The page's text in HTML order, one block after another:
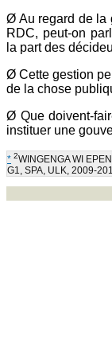
Ø Au regard de la
RDC, peut-on
la part des
Ø Cette gestion
de la chose
Ø Que doivent-
instituer une
* 2WINGENGA WI
G1, SPA, ULK, 2009-